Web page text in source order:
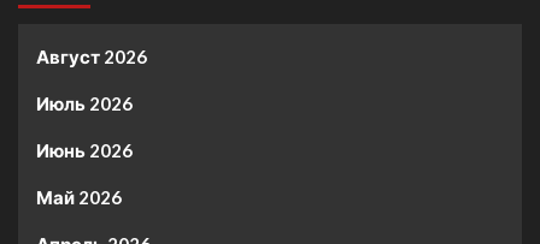
Август 2026
Июль 2026
Июнь 2026
Май 2026